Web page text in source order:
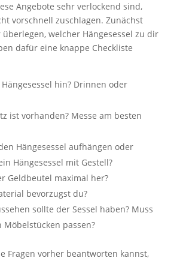
Angebote sehr verlockend sind,
vorschnell zuschlagen. Zunächst
welcher Hängesessel zu dir
dafür eine knappe Checkliste
hin? Drinnen oder
ist vorhanden? Messe am besten
Hängesessel aufhängen oder
Hängesessel mit Gestell?
Geldbeutel maximal her?
bevorzugst du?
sollte der Sessel haben? Muss
passen?
Fragen vorher beantworten kannst,